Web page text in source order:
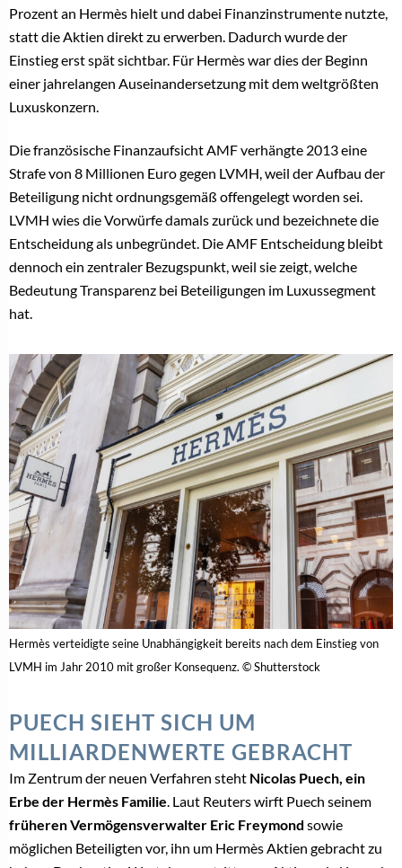
Prozent an Hermès hielt und dabei Finanzinstrumente nutzte,
statt die Aktien direkt zu erwerben. Dadurch wurde der
Einstieg erst spät sichtbar. Für Hermès war dies der Beginn
einer jahrelangen Auseinandersetzung mit dem weltgrößten
Luxuskonzern.
Die französische Finanzaufsicht AMF verhängte 2013 eine
Strafe von 8 Millionen Euro gegen LVMH, weil der Aufbau der
Beteiligung nicht ordnungsgemäß offengelegt worden sei.
LVMH wies die Vorwürfe damals zurück und bezeichnete die
Entscheidung als unbegründet. Die AMF Entscheidung bleibt
dennoch ein zentraler Bezugspunkt, weil sie zeigt, welche
Bedeutung Transparenz bei Beteiligungen im Luxussegment
hat.
Hermès verteidigte seine Unabhängigkeit bereits nach dem Einstieg von
LVMH im Jahr 2010 mit großer Konsequenz. © Shutterstock
PUECH SIEHT SICH UM
MILLIARDENWERTE GEBRACHT
Im Zentrum der neuen Verfahren steht Nicolas Puech, ein
Erbe der Hermès Familie. Laut Reuters wirft Puech seinem
früheren Vermögensverwalter Eric Freymond sowie
möglichen Beteiligten vor, ihn um Hermès Aktien gebracht zu